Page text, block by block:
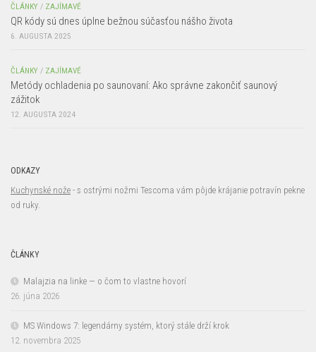
ČLÁNKY / ZAJÍMAVÉ
QR kódy sú dnes úplne bežnou súčasťou nášho života
6. AUGUSTA 2025
ČLÁNKY / ZAJÍMAVÉ
Metódy ochladenia po saunovaní: Ako správne zakončiť saunový
zážitok
12. AUGUSTA 2024
ODKAZY
Kuchynské nože - s ostrými nožmi Tescoma vám pôjde krájanie potravín pekne
od ruky.
ČLÁNKY
Malajzia na linke — o čom to vlastne hovorí
26. júna 2026
MS Windows 7: legendárny systém, ktorý stále drží krok
12. novembra 2025